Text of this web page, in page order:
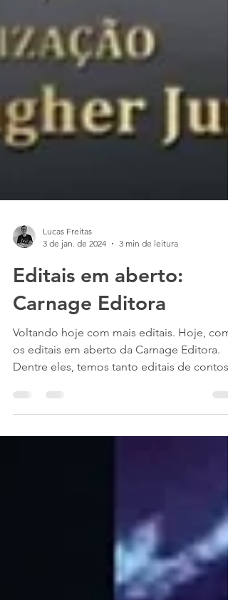
Lucas Freitas
3 de jan. de 2024
3 min de leitura
Editais em aberto:
Carnage Editora
os editais em aberto da Carnage Editora.
Dentre eles, temos tanto editais de contos,
como...